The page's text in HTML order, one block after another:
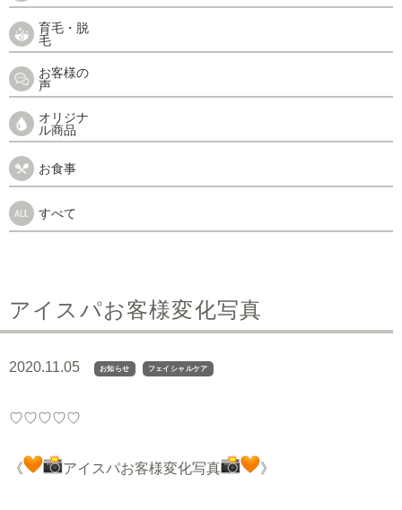
育毛・脱
毛
お客様の
声
オリジナ
ル商品
お食事
すべて
アイスパお客様変化写真
2020.11.05 お知らせ フェイシャルケア
♡♡♡♡♡
《 アイスパお客様変化写真 》